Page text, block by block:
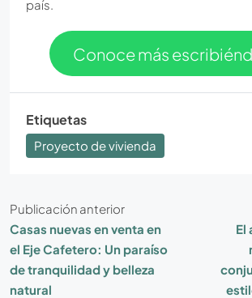
país.
Conoce más
Etiquetas
Proyecto de vivienda
Publicación anterior
Casas nuevas en venta en
el Eje Cafetero: Un paraíso
de tranquilidad y belleza
natural
El